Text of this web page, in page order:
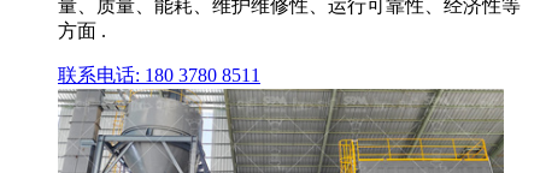
量、质量、能耗、维护维修性、运行可靠性、经济性等
方面 .
联系电话: 180 3780 8511